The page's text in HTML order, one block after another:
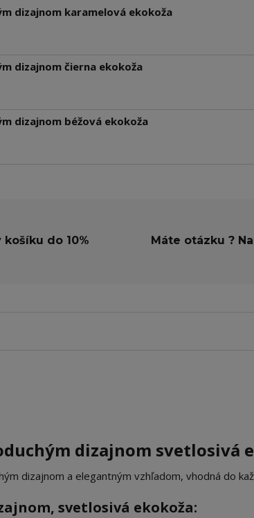
dizajnom karamelová ekokoža
dizajnom čierna ekokoža
dizajnom béžová ekokoža
košíku do 10% Máte otázku ?
dizajnom svetlosivá
dizajnom a elegantným vzhľadom, vhodná do
svetlosivá ekokoža: